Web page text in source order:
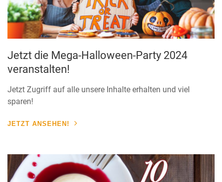
Jetzt die Mega-Halloween-Party 2024
veranstalten!
Jetzt Zugriff auf alle unsere Inhalte erhalten und viel
sparen!
JETZT ANSEHEN!